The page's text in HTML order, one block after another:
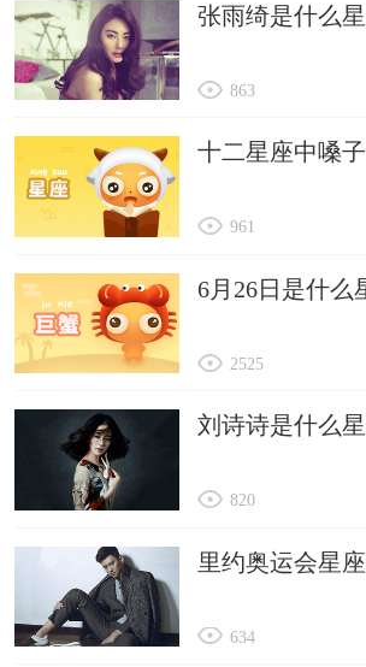
张雨绮是什么
863
十二星座中嗓
961
6月26日是什么
2525
刘诗诗是什么
820
里约奥运会星
634